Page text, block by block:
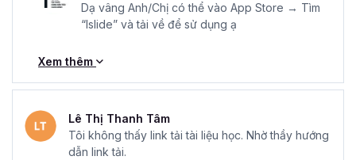
Dạ vâng Anh/Chị có thể vào App Store → Tìm
“Islide” và tải về để sử dụng ạ
Xem thêm
Lê Thị Thanh Tâm
Tôi không thấy link tải tài liệu học. Nhờ thầy hướng
dẫn link tải.